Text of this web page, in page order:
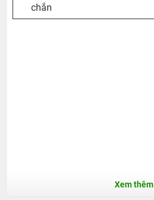
chắn
Xem thêm